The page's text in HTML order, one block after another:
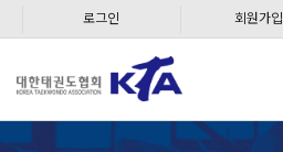
로그인 회원가입